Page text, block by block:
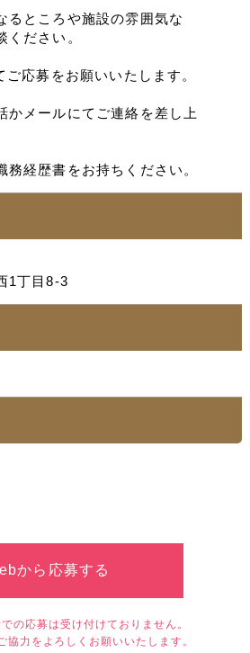
ところや施設の雰囲気な
ください。
応募をお願いいたします。
かメールにてご連絡を差し上
務経歴書をお持ちください。
1丁目8-3
から応募する
の応募は受け付けておりません。
協力をよろしくお願いいたします。